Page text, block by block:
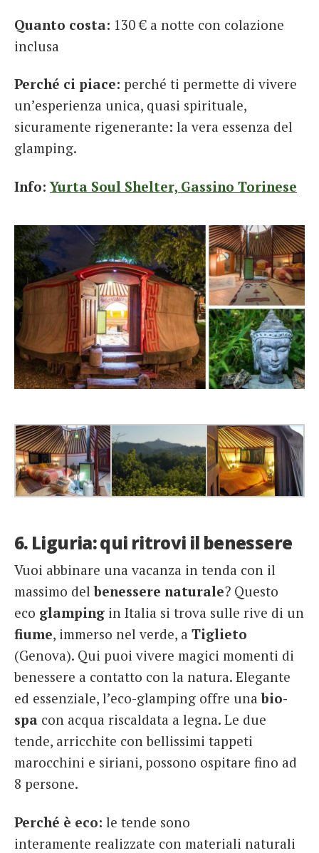
Quanto costa: 130 € a notte con colazione
inclusa
Perché ci piace: perché ti permette di vivere
un’esperienza unica, quasi spirituale,
sicuramente rigenerante: la vera essenza del
glamping.
Info:Yurta Soul Shelter, Gassino Torinese
6. Liguria: qui ritrovi il benessere
Vuoi abbinare una vacanza in tenda con il
massimo delbenessere naturale? Questo
eco glamping in Italia si trova sulle rive di un
fiume, immerso nel verde, a Tiglieto
(Genova). Qui puoi vivere magici momenti di
benessere a contatto con la natura. Elegante
ed essenziale, l’eco-glamping offre unabio-
spa con acqua riscaldata a legna. Le due
tende, arricchite con bellissimi tappeti
marocchini e siriani, possono ospitare fino ad
8 persone.
Perché è eco: le tende sono
interamente realizzate con materiali naturali